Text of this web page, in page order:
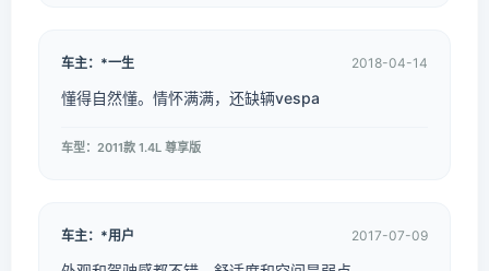
车主：*一生 2018-04-14
懂得自然懂。情怀满满，还缺辆vespa
车型：2011款 1.4L 尊享版
车主：*用户 2017-07-09